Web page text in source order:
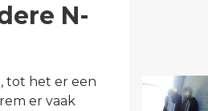
N-
tot het er een
er vaak